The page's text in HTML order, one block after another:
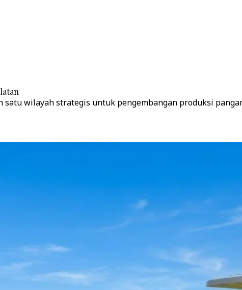
wilayah strategis untuk pengembangan produksi